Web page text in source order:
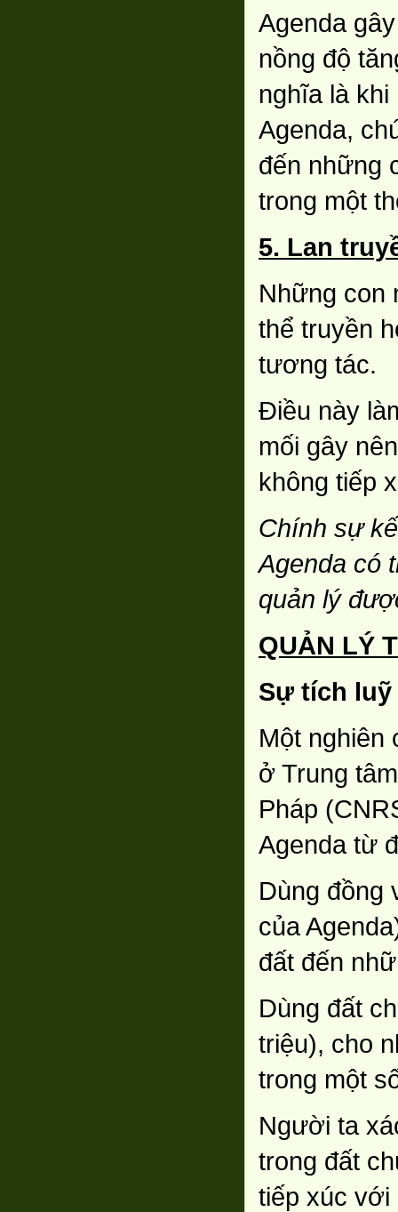
Agenda
nồng độ
nghĩa là
Agenda,
đến những
trong một
5. Lan
Những con
thể truyền
tương tác.
Điều này
mối gây
không tiếp
Chính sự
Agenda có
quản lý
QUẢN LÝ
Sự tích luỹ
Một nghiên
ở Trung
Pháp
Agenda từ
Dùng đồng
của
đất đến
Dùng đất
triệu), cho
trong một
Người ta
trong đất
tiếp xúc với